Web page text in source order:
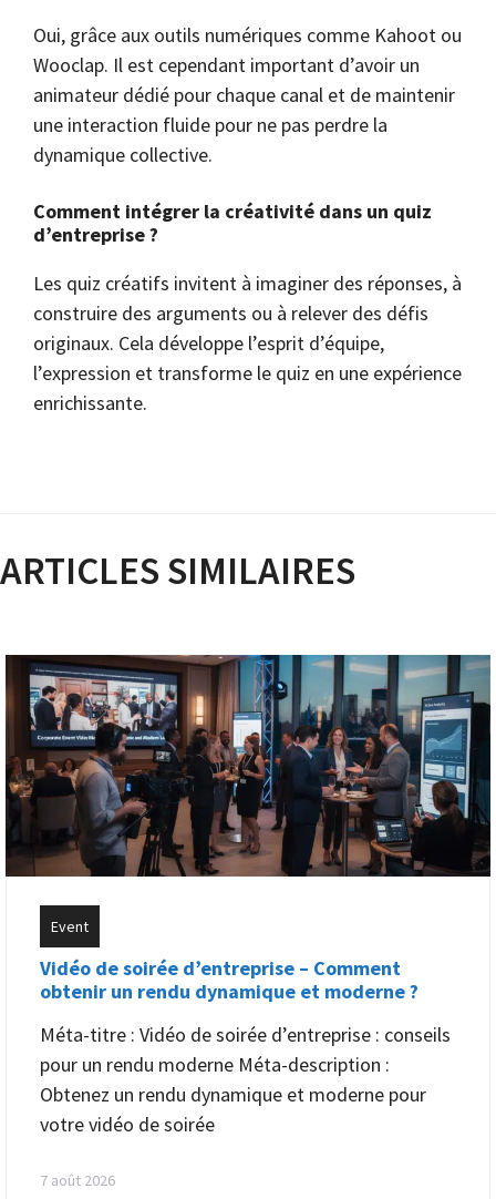
Oui, grâce aux outils numériques comme Kahoot ou
Wooclap. Il est cependant important d’avoir un
animateur dédié pour chaque canal et de maintenir
une interaction fluide pour ne pas perdre la
dynamique collective.
Comment intégrer la créativité dans un quiz
d’entreprise ?
Les quiz créatifs invitent à imaginer des réponses, à
construire des arguments ou à relever des défis
originaux. Cela développe l’esprit d’équipe,
l’expression et transforme le quiz en une expérience
enrichissante.
ARTICLES SIMILAIRES
Event
Vidéo de soirée d’entreprise – Comment
obtenir un rendu dynamique et moderne ?
Méta-titre : Vidéo de soirée d’entreprise : conseils
pour un rendu moderne Méta-description :
Obtenez un rendu dynamique et moderne pour
votre vidéo de soirée
7 août 2026